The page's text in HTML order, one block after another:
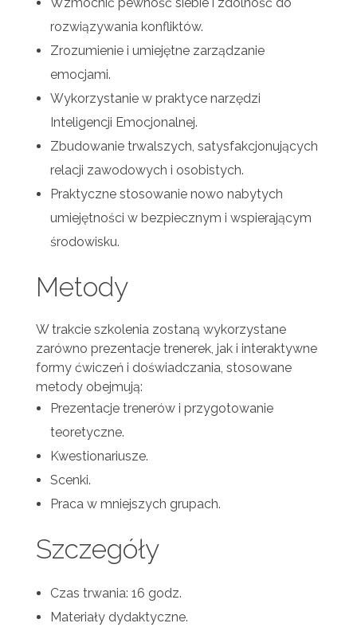
rozwiązywania konfliktów.
Zrozumienie i umiejętne zarządzanie
emocjami.
Wykorzystanie w praktyce narzędzi
Inteligencji Emocjonalnej.
Zbudowanie trwalszych, satysfakcjonujących
relacji zawodowych i osobistych.
Praktyczne stosowanie nowo nabytych
umiejętności w bezpiecznym i wspierającym
środowisku.
Metody
W trakcie szkolenia zostaną wykorzystane
zarówno prezentacje trenerek, jak i interaktywne
formy ćwiczeń i doświadczania, stosowane
metody obejmują:
Prezentacje trenerów i przygotowanie
teoretyczne.
Kwestionariusze.
Scenki.
Praca w mniejszych grupach.
Szczegóły
Czas trwania: 16 godz.
Materiały dydaktyczne.